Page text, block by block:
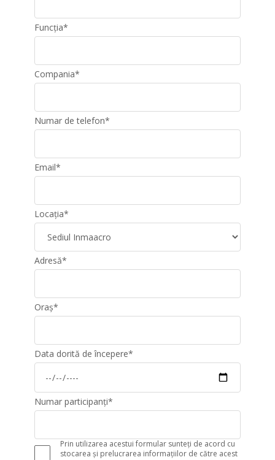
Funcția*
Compania*
Numar de telefon*
Email*
Locația*
Adresă*
Oraș*
Data dorită de începere*
Numar participanți*
Prin utilizarea acestui formular sunteți de acord cu
stocarea și prelucrarea informațiilor de către acest